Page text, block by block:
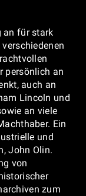
an für stark
persönlich an
auch an
Lincoln und
an viele
Ein
und
John Olin.
von
zum